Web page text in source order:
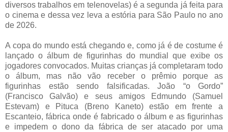
diversos trabalhos em telenovelas) é a segunda já feita para
o cinema e dessa vez leva a estória para São Paulo no ano
de 2026.
A copa do mundo está chegando e, como já é de costume é
lançado o álbum de figurinhas do mundial que exibe os
jogadores convocados. Muitas crianças já completaram todo
o álbum, mas não vão receber o prêmio porque as
figurinhas estão sendo falsificadas. João “o Gordo”
(Francisco Galvão) e seus amigos Edmundo (Samuel
Estevam) e Pituca (Breno Kaneto) estão em frente a
Escanteio, fábrica onde é fabricado o álbum e as figurinhas
e impedem o dono da fábrica de ser atacado por uma